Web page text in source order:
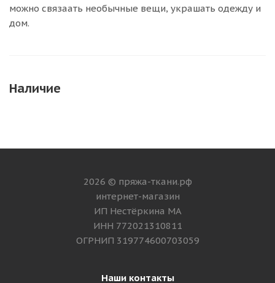
можно связаать необычные вещи, украшать одежду и
дом.
Наличие
2026 © пряжа-ткани.рф
интернет-магазин
ИП Нестёркина МА
ИНН 772021310811
ОГРНИП 319774600703059
Наши контакты